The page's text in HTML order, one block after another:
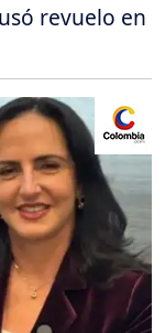
revuelo en